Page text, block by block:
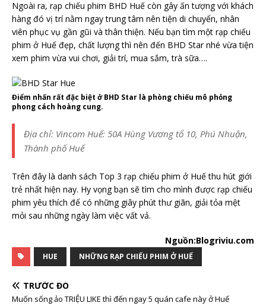
Ngoài ra, rạp chiếu phim BHD Huế còn gây ấn tượng với khách
hàng đó vị trí nằm ngay trung tâm nên tiện di chuyển, nhân
viên phục vụ gần gũi và thân thiện. Nếu bạn tìm một rạp chiếu
phim ở Huế đẹp, chất lượng thì nên đến BHD Star nhé vừa tiện
xem phim vừa vui chơi, giải trí, mua sắm, trà sữa….
Điểm nhấn rất đặc biệt ở BHD Star là phòng chiếu mô phỏng
phong cách hoàng cung.
Địa chỉ: Vincom Huế: 50A Hùng Vương tổ 10, Phú Nhuận,
Thành phố Huế
Trên đây là danh sách Top 3 rạp chiếu phim ở Huế thu hút giới
trẻ nhất hiện nay. Hy vọng bạn sẽ tìm cho mình được rạp chiếu
phim yêu thích để có những giây phút thư giãn, giải tỏa mệt
mỏi sau những ngày làm việc vất vả.
Nguồn:Blogriviu.com
HUE NHỮNG RẠP CHIẾU PHIM Ở HUẾ
TRƯỚC ĐÓ
Muốn sống ảo TRIỆU LIKE thì đến ngay 5 quán cafe này ở Huế